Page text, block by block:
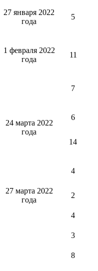
27 января 2022
года
5
1 февраля 2022
года
11
24 марта 2022
года
7
6
14
4
27 марта 2022
года
2
4
3
8